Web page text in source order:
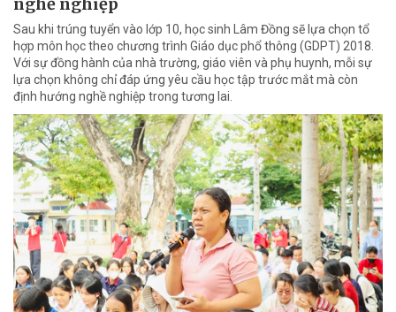
nghề nghiệp
Sau khi trúng tuyển vào lớp 10, học sinh Lâm Đồng sẽ lựa chọn tổ
hợp môn học theo chương trình Giáo dục phổ thông (GDPT) 2018.
Với sự đồng hành của nhà trường, giáo viên và phụ huynh, mỗi sự
lựa chọn không chỉ đáp ứng yêu cầu học tập trước mắt mà còn
định hướng nghề nghiệp trong tương lai.